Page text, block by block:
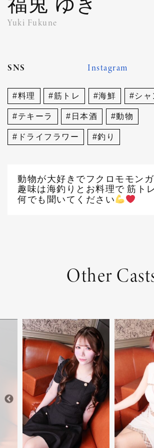
System
Recruit
Yuki Fukune
SNS Instagram
#料理 #筋トレ #海鮮 #シャ
#テキーラ #日本酒 #動物
#ドライフラワー #釣り
動物が大好きでフクロモモン
趣味は海釣りとお料理で 筋ト
何でも聞いてください
Other